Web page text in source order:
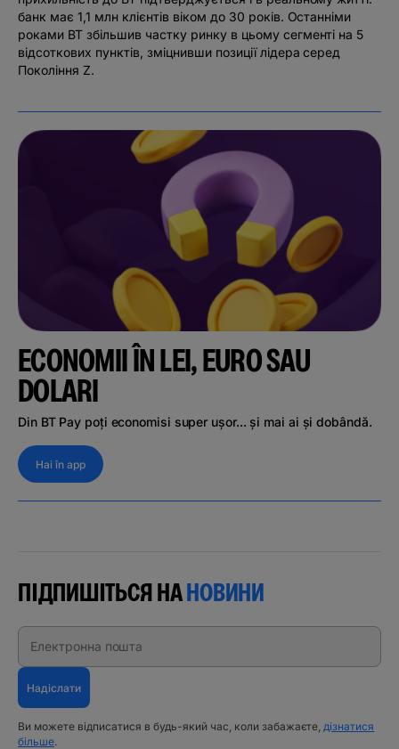
банк має 1,1 млн клієнтів віком до 30 років. Останніми
роками BT збільшив частку ринку в цьому сегменті на 5
відсоткових пунктів, зміцнивши позиції лідера серед
Покоління Z.
ECONOMII ÎN LEI, EURO SAU
DOLARI
Din BT Pay poți economisi super ușor... și mai ai și dobândă.
Hai în app
ПІДПИШІТЬСЯ НАНОВИНИ
Електронна пошта
Надіслати
Ви можете відписатися в будь-який час, коли забажаєте,дізнатися
більше.